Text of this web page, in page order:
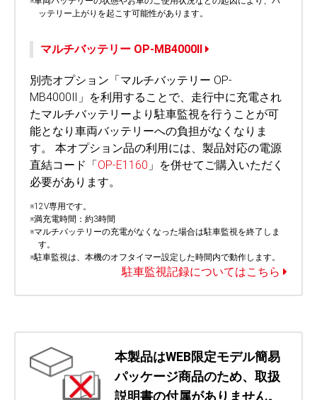
ッテリー上がりを起こす可能性があります。
マルチバッテリー OP-MB4000Ⅱ
別売オプション「マルチバッテリー OP-
MB4000Ⅱ」を利用することで、走行中に充電され
たマルチバッテリーより駐車監視を行うことが可
能となり車両バッテリーへの負担がなくなりま
す。 本オプション品の利用には、製品対応の電源
直結コード「 OP-E1160 」を併せてご購入いただく
必要があります。
※12V専用です。
※満充電時間：約3時間
※マルチバッテリーの充電がなくなった場合は駐車監視を終了しま
す。
※駐車監視は、本機のオフタイマー設定した時間内で動作します。
駐車監視記録についてはこちら
本製品はWEB限定モデル簡易
パッケージ商品のため、取扱
説明書の付属がありません。